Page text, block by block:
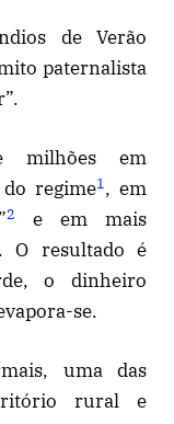
de Verão
paternalista
milhões em
regime1, em
2
e em mais
. O resultado é
o dinheiro
se.
uma das
rural e